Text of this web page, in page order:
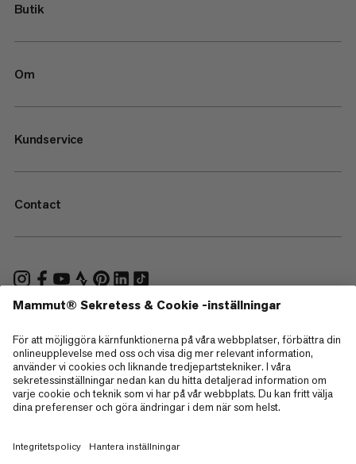
Butik
Om
Kundservice
Contact
—
Sitemap
Cookies
Juridisk information